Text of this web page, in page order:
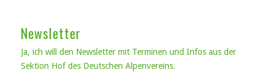
Newsletter
Ja, ich will den Newsletter mit Terminen und Infos aus der
Sektion Hof des Deutschen Alpenvereins.